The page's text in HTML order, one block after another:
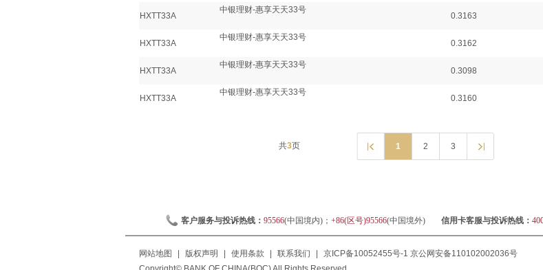
HXTT33A
中银理财-惠享天天33号
0.3163
HXTT33A
中银理财-惠享天天33号
0.3162
HXTT33A
中银理财-惠享天天33号
0.3098
HXTT33A
中银理财-惠享天天33号
0.3160
共3页 1 2 3
客户服务与投诉热线： 95566(中国境内)； +86(区号)95566(中国境外) 信用卡客服与投诉热线：
网站地图 版权声明 使用条款 联系我们 京ICP备10052455号-1 京公网安备110102002036号